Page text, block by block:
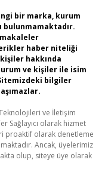
bir marka, kurum
bulunmamaktadır.
makaleler
haber niteliği
hakkında
ve kişiler ile isim
bilgiler
ve İletişim
Sağlayıcı olarak hizmet
proaktif olarak denetleme
Ancak, üyelerimiz
olup, siteye üye olarak